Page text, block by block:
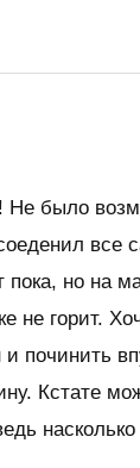
было
все
пока, но на
не горит.
починить
Кстате